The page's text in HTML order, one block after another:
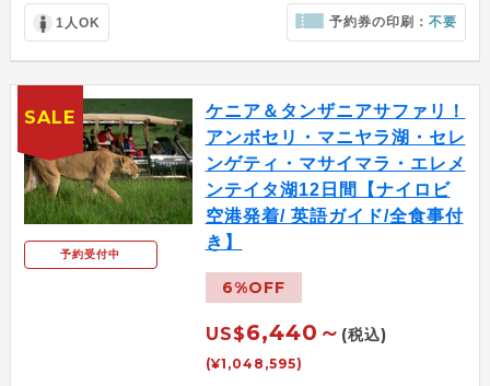
1人OK 予約券の印刷：不要
予約受付中
ケニア＆タンザニアサファリ！
アンボセリ・マニヤラ湖・セレ
ンゲティ・マサイマラ・エレメ
ンテイタ湖12日間【ナイロビ
空港発着/ 英語ガイド/全食事付
き】
6%OFF
US$6,440～ (税込)
(¥1,048,595)
SALE